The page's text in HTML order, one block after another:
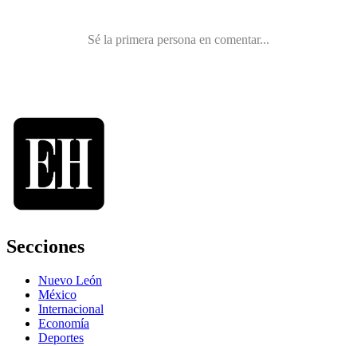
Secciones
Nuevo León
México
Internacional
Economía
Deportes